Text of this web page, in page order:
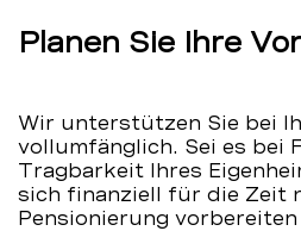
Planen Sie Ihre
Wir unterstützen Sie bei
vollumfänglich. Sei es bei
Tragbarkeit Ihres
sich finanziell für die Zeit
Pensionierung vorbereiten